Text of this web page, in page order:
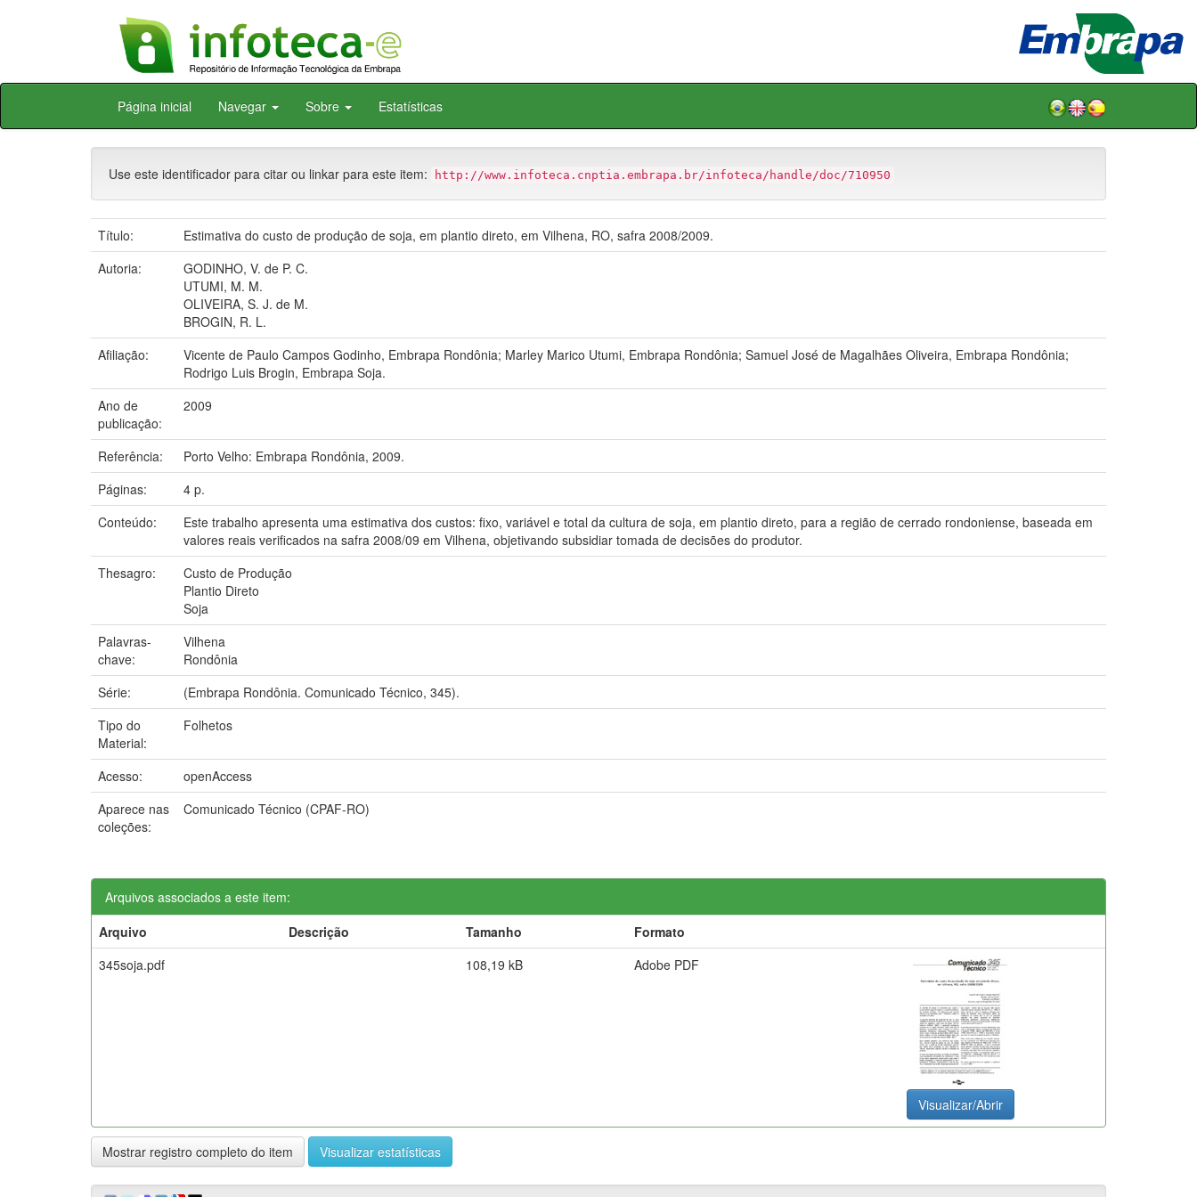
Skip
Página inicial Navegar Sobre Estatísticas
Use este identificador para citar ou linkar para este item: http://www.infoteca.cnptia.embrapa.br/infoteca/handle/doc/710950
Título:
Estimativa do custo de produção de soja, em plantio direto, em Vilhena, RO, safra 2008/2009.
Autoria:
GODINHO, V. de P. C.
UTUMI, M. M.
OLIVEIRA, S. J. de M.
BROGIN, R. L.
Afiliação:
Vicente de Paulo Campos Godinho, Embrapa Rondônia; Marley Marico Utumi, Embrapa Rondônia; Samuel José de Magalhães Oliveira, Embrapa Rondônia;
Rodrigo Luis Brogin, Embrapa Soja.
Ano de
publicação:
2009
Referência:
Porto Velho: Embrapa Rondônia, 2009.
Páginas:
4 p.
Conteúdo:
Este trabalho apresenta uma estimativa dos custos: fixo, variável e total da cultura de soja, em plantio direto, para a região de cerrado rondoniense, baseada em
valores reais verificados na safra 2008/09 em Vilhena, objetivando subsidiar tomada de decisões do produtor.
Thesagro:
Custo de Produção
Plantio Direto
Soja
Palavras-
chave:
Vilhena
Rondônia
Série:
(Embrapa Rondônia. Comunicado Técnico, 345).
Tipo do
Material:
Folhetos
Acesso:
openAccess
Aparece nas
coleções:
Comunicado Técnico (CPAF-RO)
Arquivos associados a este item:
Arquivo
Descrição Tamanho
Formato
345soja.pdf
108,19 kB Adobe PDF
Visualizar/Abrir
Mostrar registro completo do item Visualizar estatísticas